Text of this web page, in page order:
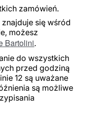
zamówień.
się wśród
możesz
Bartolini.
do wszystkich
przed godziną
12 są uważane
są możliwe